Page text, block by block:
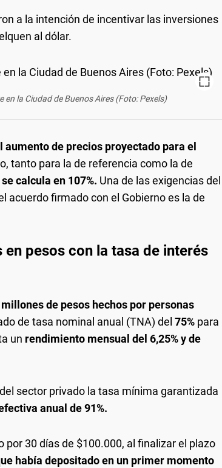
a la intención de incentivar las inversiones
al dólar.
la Ciudad de Buenos Aires (Foto: Pexels)
aumento de precios proyectado para el
tanto para la de referencia como la de
calcula en 107%. Una de las exigencias del
acuerdo firmado con el Gobierno es la de
pesos con la tasa de interés
de pesos hechos por personas
de tasa nominal anual (TNA) del 75% para
un rendimiento mensual del 6,25% y de
sector privado la tasa mínima garantizada
anual de 91%.
30 días de $100.000, al finalizar el plazo
había depositado en un primer momento